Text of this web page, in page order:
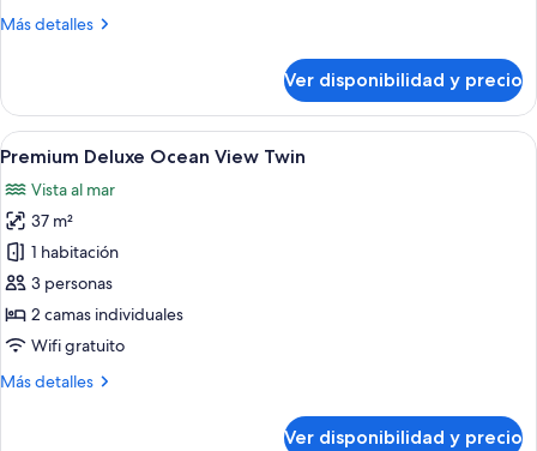
King
Más detalles
Más
Deluxe
Ocean
View
Ver disponibilidad y precio
Ver
todas
las
fotos
de
Premium
Deluxe
Ocean
Twin
Habitación de hotel con dos camas,
4
Premium Deluxe Ocean View Twin
Vista al mar
37 m²
1 habitación
3 personas
2 camas individuales
Wifi gratuito
Más detalles
Más
Ver disponibilidad y precio